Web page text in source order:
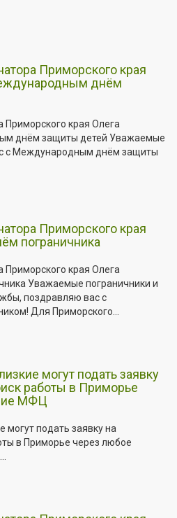
Приморского края
днём
Приморского края Олега
днём защиты детей Уважаемые
с Международным днём защиты
Приморского края
пограничника
Приморского края Олега
Уважаемые пограничники и
поздравляю вас с
Для Приморского...
могут подать заявку
работы в Приморье
МФЦ
могут подать заявку на
в Приморье через любое